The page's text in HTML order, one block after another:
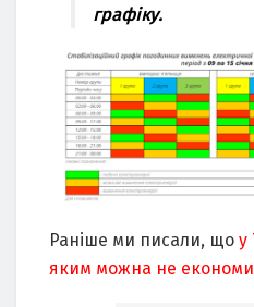
графіку.
Раніше ми писали, що у
яким можна не